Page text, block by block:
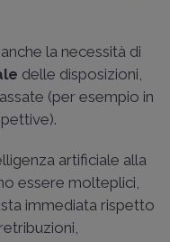
la necessità di
delle disposizioni,
(per esempio in
artificiale alla
essere molteplici,
immediata rispetto